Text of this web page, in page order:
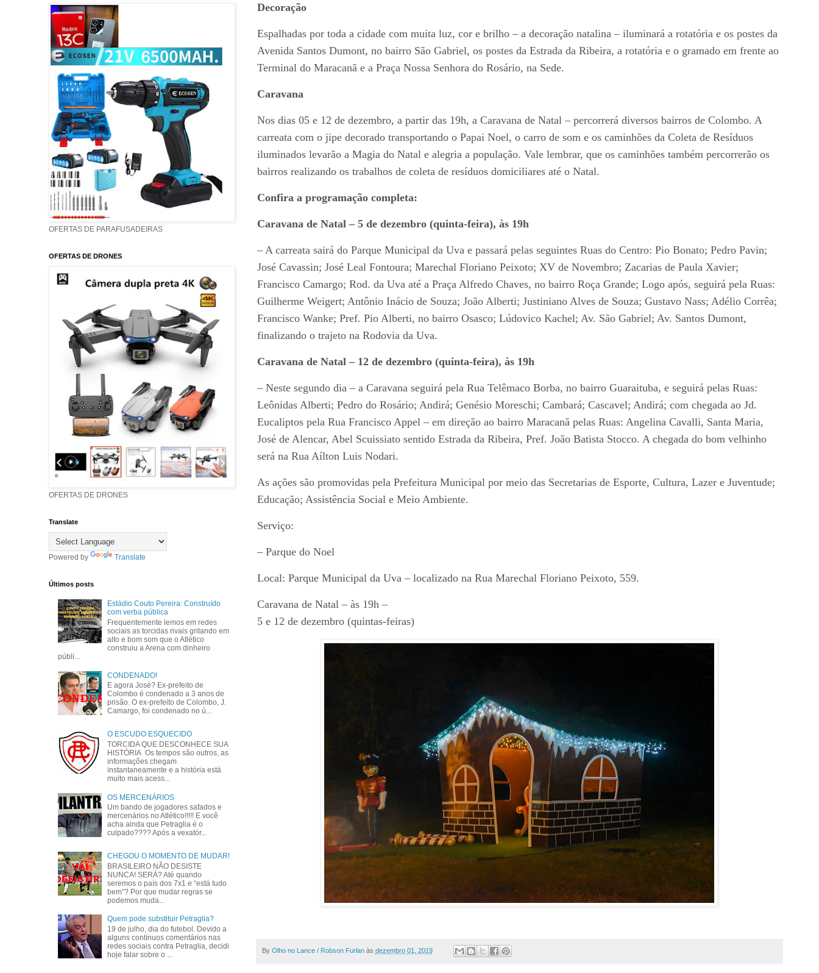
Decoração
Espalhadas por toda a cidade com muita luz, cor e brilho – a decoração natalina – iluminará a rotatória e os postes da
Avenida Santos Dumont, no bairro São Gabriel, os postes da Estrada da Ribeira, a rotatória e o gramado em frente ao
Terminal do Maracanã e a Praça Nossa Senhora do Rosário, na Sede.
Caravana
Nos dias 05 e 12 de dezembro, a partir das 19h, a Caravana de Natal – percorrerá diversos bairros de Colombo. A
carreata com o jipe decorado transportando o Papai Noel, o carro de som e os caminhões da Coleta de Resíduos
iluminados levarão a Magia do Natal e alegria a população. Vale lembrar, que os caminhões também percorrerão os
bairros realizando os trabalhos de coleta de resíduos domiciliares até o Natal.
Confira a programação completa:
Caravana de Natal – 5 de dezembro (quinta-feira), às 19h
– A carreata sairá do Parque Municipal da Uva e passará pelas seguintes Ruas do Centro: Pio Bonato; Pedro Pavin;
José Cavassin; José Leal Fontoura; Marechal Floriano Peixoto; XV de Novembro; Zacarias de Paula Xavier;
Francisco Camargo; Rod. da Uva até a Praça Alfredo Chaves, no bairro Roça Grande; Logo após, seguirá pela Ruas:
Guilherme Weigert; Antônio Inácio de Souza; João Alberti; Justiniano Alves de Souza; Gustavo Nass; Adélio Corrêa;
Francisco Wanke; Pref. Pio Alberti, no bairro Osasco; Lúdovico Kachel; Av. São Gabriel; Av. Santos Dumont,
finalizando o trajeto na Rodovia da Uva.
Caravana de Natal – 12 de dezembro (quinta-feira), às 19h
– Neste segundo dia – a Caravana seguirá pela Rua Telêmaco Borba, no bairro Guaraituba, e seguirá pelas Ruas:
Leônidas Alberti; Pedro do Rosário; Andirá; Genésio Moreschi; Cambará; Cascavel; Andirá; com chegada ao Jd.
Eucaliptos pela Rua Francisco Appel – em direção ao bairro Maracanã pelas Ruas: Angelina Cavalli, Santa Maria,
José de Alencar, Abel Scuissiato sentido Estrada da Ribeira, Pref. João Batista Stocco. A chegada do bom velhinho
será na Rua Aílton Luis Nodari.
As ações são promovidas pela Prefeitura Municipal por meio das Secretarias de Esporte, Cultura, Lazer e Juventude;
Educação; Assistência Social e Meio Ambiente.
Serviço:
– Parque do Noel
Local: Parque Municipal da Uva – localizado na Rua Marechal Floriano Peixoto, 559.
Caravana de Natal – às 19h –
5 e 12 de dezembro (quintas-feiras)
By Olho no Lance / Robson Furlan às dezembro 01, 2019
OFERTAS DE PARAFUSADEIRAS
OFERTAS DE DRONES
OFERTAS DE DRONES
Translate
Powered by Translate
Últimos posts
Estádio Couto Pereira: Construído
com verba pública
Frequentemente lemos em redes
sociais as torcidas rivais gritando em
alto e bom som que o Atlético
construiu a Arena com dinheiro
públi...
CONDENADO!
E agora José? Ex-prefeito de
Colombo é condenado a 3 anos de
prisão. O ex-prefeito de Colombo, J.
Camargo, foi condenado no ú...
O ESCUDO ESQUECIDO
TORCIDA QUE DESCONHECE SUA
HISTÓRIA Os tempos são outros, as
informações chegam
instantaneamente e a história está
muito mais acess...
OS MERCENÁRIOS
Um bando de jogadores safados e
mercenários no Atlético!!!!! E você
acha ainda que Petraglia é o
culpado???? Após a vexatór...
CHEGOU O MOMENTO DE MUDAR!
BRASILEIRO NÃO DESISTE
NUNCA! SERÁ? Até quando
seremos o país dos 7x1 e “está tudo
bem”? Por que mudar regras se
podemos muda...
Quem pode substituir Petraglia?
19 de julho, dia do futebol. Devido a
alguns contínuos comentários nas
redes sociais contra Petraglia, decidi
hoje falar sobre o ...